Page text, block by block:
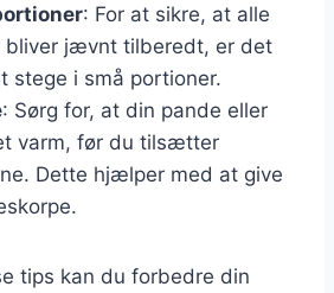
: For at sikre, at alle
bliver jævnt tilberedt, er det
stege i små portioner.
: Sørg for, at din pande eller
varm, før du tilsætter
Dette hjælper med at give
tips kan du forbedre din